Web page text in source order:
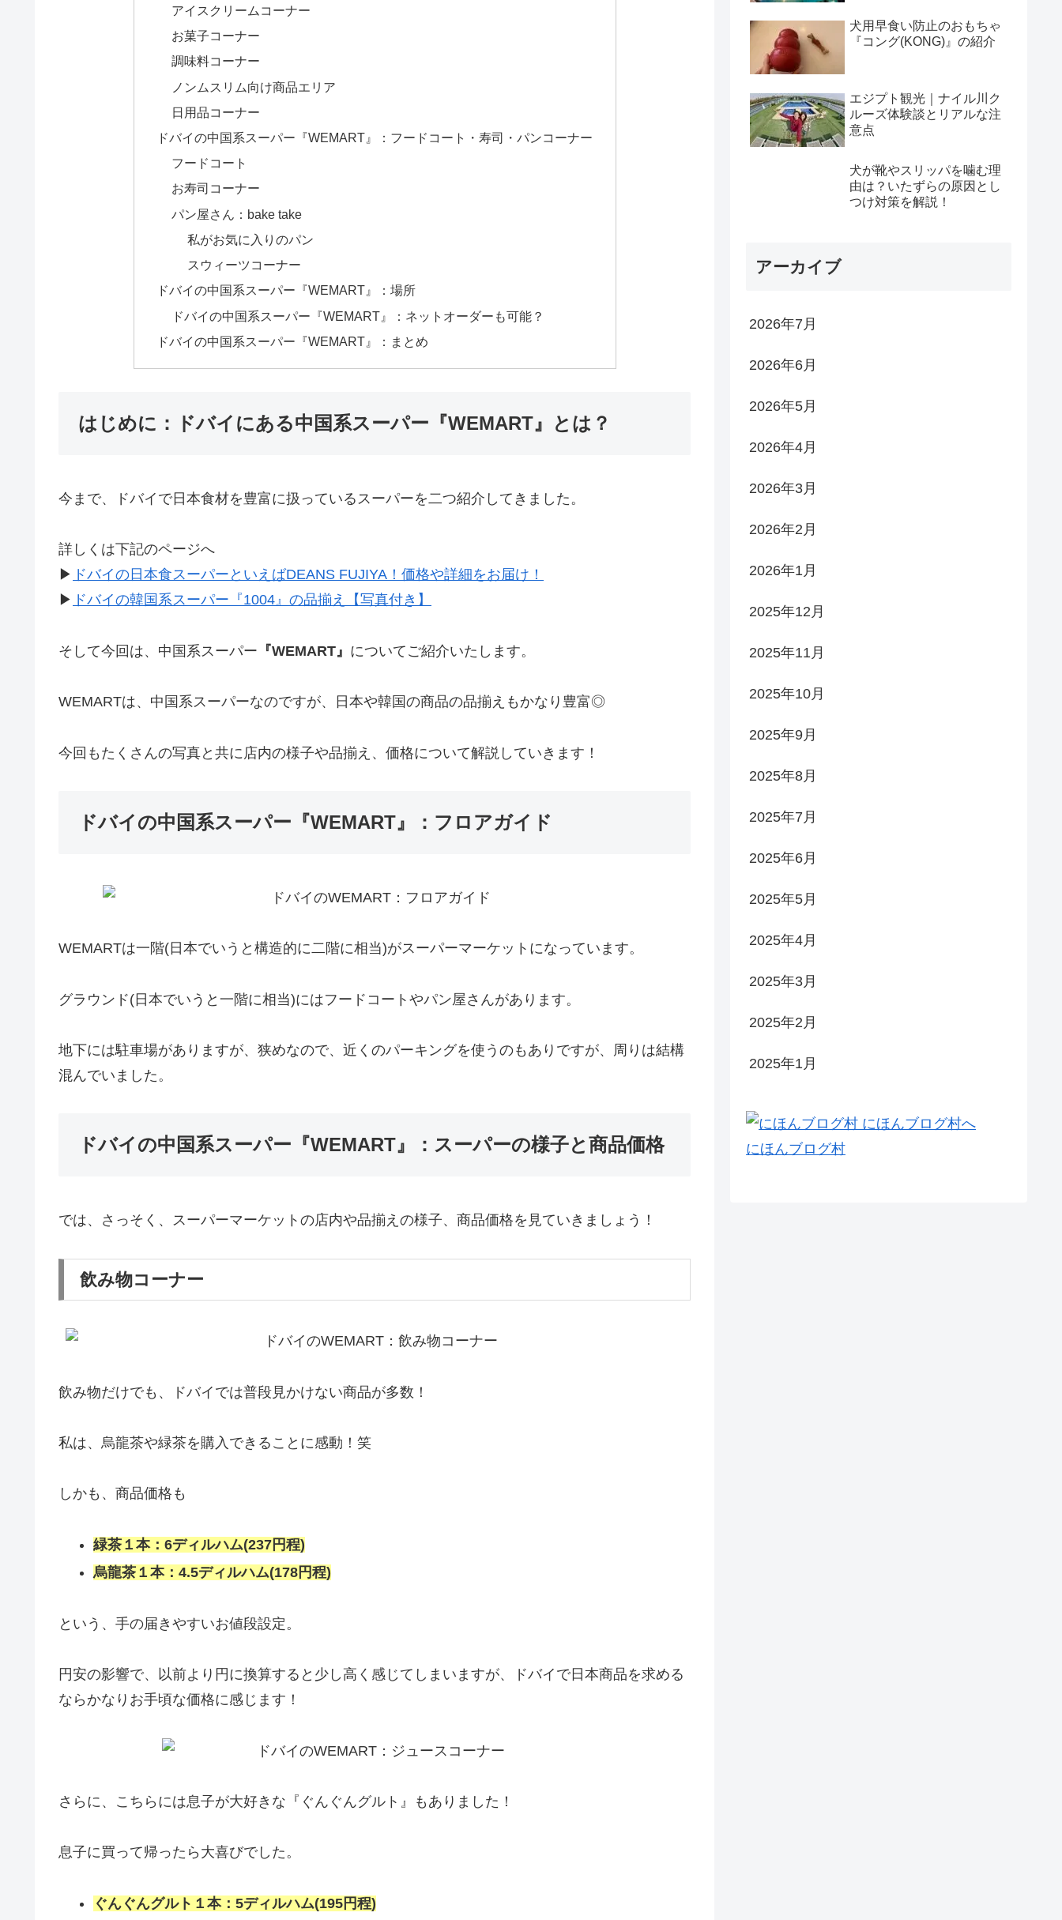
アイスクリームコーナー
お菓子コーナー
調味料コーナー
ノンムスリム向け商品エリア
日用品コーナー
ドバイの中国系スーパー『WEMART』：フードコート・寿司・パンコーナー
フードコート
お寿司コーナー
パン屋さん：bake take
私がお気に入りのパン
スウィーツコーナー
ドバイの中国系スーパー『WEMART』：場所
ドバイの中国系スーパー『WEMART』：ネットオーダーも可能？
ドバイの中国系スーパー『WEMART』：まとめ
はじめに：ドバイにある中国系スーパー『WEMART』とは？
今まで、ドバイで日本食材を豊富に扱っているスーパーを二つ紹介してきました。
詳しくは下記のページへ
▶︎ ドバイの日本食スーパーといえばDEANS FUJIYA！価格や詳細をお届け！
▶︎ ドバイの韓国系スーパー『1004』の品揃え【写真付き】
そして今回は、中国系スーパー 『WEMART』 についてご紹介いたします。
WEMARTは、中国系スーパーなのですが、日本や韓国の商品の品揃えもかなり豊富◎
今回もたくさんの写真と共に店内の様子や品揃え、価格について解説していきます！
ドバイの中国系スーパー『WEMART』：フロアガイド
WEMARTは一階(日本でいうと構造的に二階に相当)がスーパーマーケットになっています。
グラウンド(日本でいうと一階に相当)にはフードコートやパン屋さんがあります。
地下には駐車場がありますが、狭めなので、近くのパーキングを使うのもありですが、周りは結構
混んでいました。
ドバイの中国系スーパー『WEMART』：スーパーの様子と商品価格
では、さっそく、スーパーマーケットの店内や品揃えの様子、商品価格を見ていきましょう！
飲み物コーナー
飲み物だけでも、ドバイでは普段見かけない商品が多数！
私は、烏龍茶や緑茶を購入できることに感動！笑
しかも、商品価格も
緑茶１本：6ディルハム(237円程)
烏龍茶１本：4.5ディルハム(178円程)
という、手の届きやすいお値段設定。
円安の影響で、以前より円に換算すると少し高く感じてしまいますが、ドバイで日本商品を求める
ならかなりお手頃な価格に感じます！
さらに、こちらには息子が大好きな『ぐんぐんグルト』もありました！
息子に買って帰ったら大喜びでした。
ぐんぐんグルト１本：5ディルハム(195円程)
犬用早食い防止のおもちゃ
『コング(KONG)』の紹介
エジプト観光｜ナイル川ク
ルーズ体験談とリアルな注
意点
犬が靴やスリッパを噛む理
由は？いたずらの原因とし
つけ対策を解説！
アーカイブ
2026年7月
2026年6月
2026年5月
2026年4月
2026年3月
2026年2月
2026年1月
2025年12月
2025年11月
2025年10月
2025年9月
2025年8月
2025年7月
2025年6月
2025年5月
2025年4月
2025年3月
2025年2月
2025年1月
にほんブログ村